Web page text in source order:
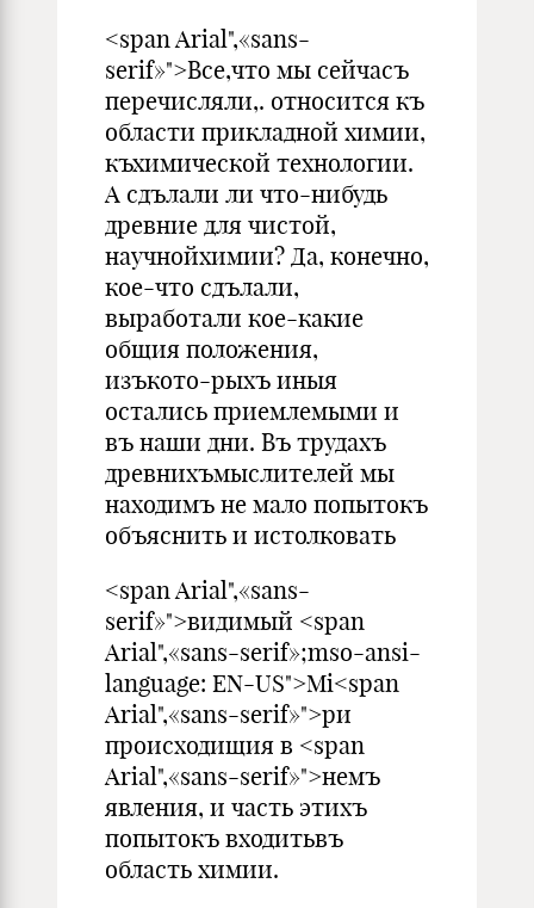
<span Arial",«sans-
serif»">Все,что мы сейчасъ
перечисляли,. относится къ
области прикладной химии,
къхимической технологии.
А сдълали ли что-нибудь
древние для чистой,
научнойхимии? Да, конечно,
кое-что сдълали,
выработали кое-какие
общия положения,
изъкото-рыхъ иныя
остались приемлемыми и
въ наши дни. Въ трудахъ
древнихъмыслителей мы
находимъ не мало попытокъ
объяснить и истолковать
<span Arial",«sans-
serif»">видимый <span
Arial",«sans-serif»;mso-ansi-
language: EN-US">Mi<span
Arial",«sans-serif»">ри
происходищия в <span
Arial",«sans-serif»">немъ
явления, и часть этихъ
попытокъ входитьвъ
область химии.